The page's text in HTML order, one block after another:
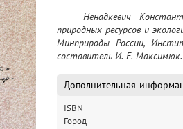
	Ненадкевич Константин Автономович. Химик, минералог и геохимик / Министерство
природных ресурсов и
Минприроды России,
составитель И. Е.
Дополнительная
ISBN
Город